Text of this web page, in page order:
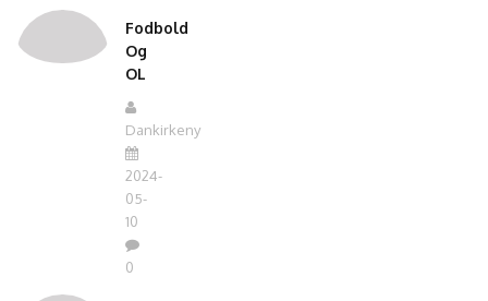
Fodbold
Og
OL
Dankirkeny
2024-
05-
10
0